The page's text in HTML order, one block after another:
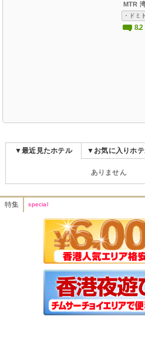
MTR
8.2
▼最近見たホテル
ありません
▼お気に入りホ
特集 special